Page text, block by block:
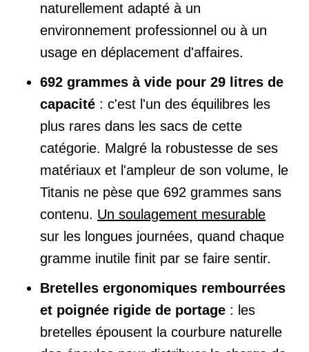
naturellement adapté à un
environnement professionnel ou à un
usage en déplacement d'affaires.
692 grammes à vide pour 29 litres de
capacité : c'est l'un des équilibres les
plus rares dans les sacs de cette
catégorie. Malgré la robustesse de ses
matériaux et l'ampleur de son volume, le
Titanis ne pèse que 692 grammes sans
contenu. Un soulagement mesurable
sur les longues journées, quand chaque
gramme inutile finit par se faire sentir.
Bretelles ergonomiques rembourrées
et poignée rigide de portage : les
bretelles épousent la courbure naturelle